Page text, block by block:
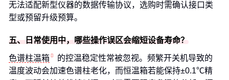
无法适配新型仪器的数据传输协议，选购时需确认接口类
型或预留升级预算。
五、日常使用中，哪些操作误区会缩短设备寿命？
色谱柱温箱
的控温稳定性常被忽视。频繁开关机导致的
温度波动会加速色谱柱老化，而恒温箱若能保持±0.1℃精